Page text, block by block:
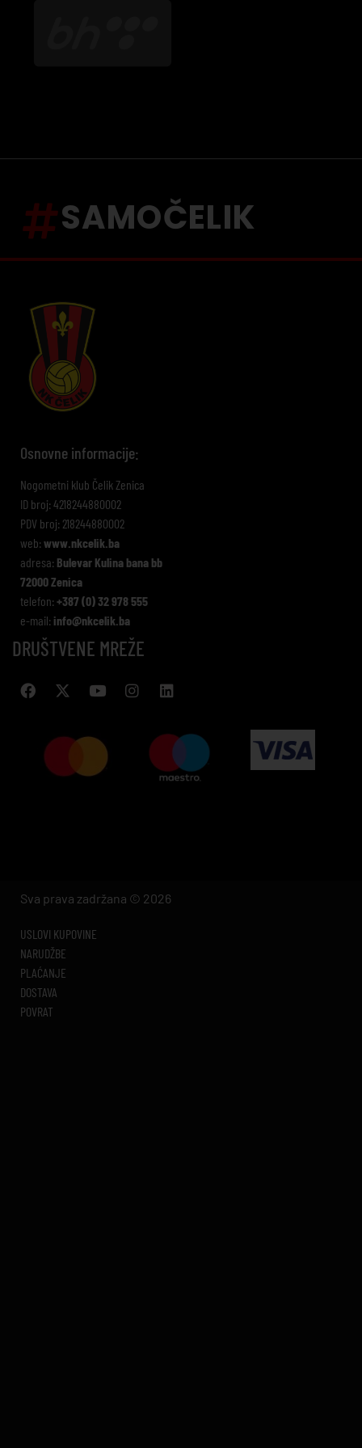
SAMOČELIK
Osnovne informacije:
Nogometni klub Čelik Zenica
ID broj: 4218244880002
PDV broj: 218244880002
web: www.nkcelik.ba
adresa: Bulevar Kulina bana bb
72000 Zenica
telefon: +387 (0) 32 978 555
e-mail: info@nkcelik.ba
DRUŠTVENE MREŽE
Sva prava zadržana © 2026
USLOVI KUPOVINE
NARUDŽBE
PLAĆANJE
DOSTAVA
POVRAT